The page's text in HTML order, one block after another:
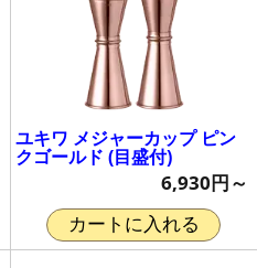
ユキワ メジャーカップ ピン
クゴールド (目盛付)
6,930円～
カートに入れる